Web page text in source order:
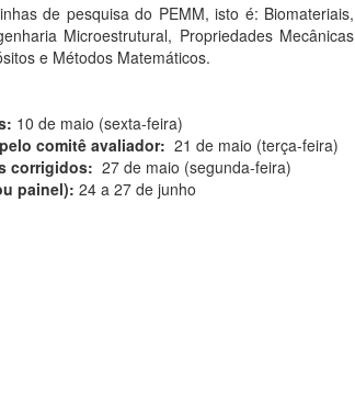
de pesquisa do PEMM, isto é:
Microestrutural, Propriedades
e Métodos Matemáticos.
10 de maio (sexta-feira)
comitê avaliador: 21 de maio (terça-feira)
corrigidos: 27 de maio (segunda-feira)
painel): 24 a 27 de junho